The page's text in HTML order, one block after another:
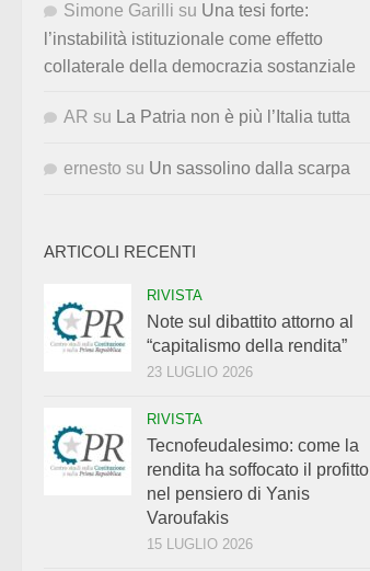
Simone Garilli su Una tesi forte:
l’instabilità istituzionale come effetto
collaterale della democrazia sostanziale
AR su La Patria non è più l’Italia tutta
ernesto su Un sassolino dalla scarpa
ARTICOLI RECENTI
RIVISTA
Note sul dibattito attorno al
“capitalismo della rendita”
23 LUGLIO 2026
RIVISTA
Tecnofeudalesimo: come la
rendita ha soffocato il profitto
nel pensiero di Yanis
Varoufakis
15 LUGLIO 2026